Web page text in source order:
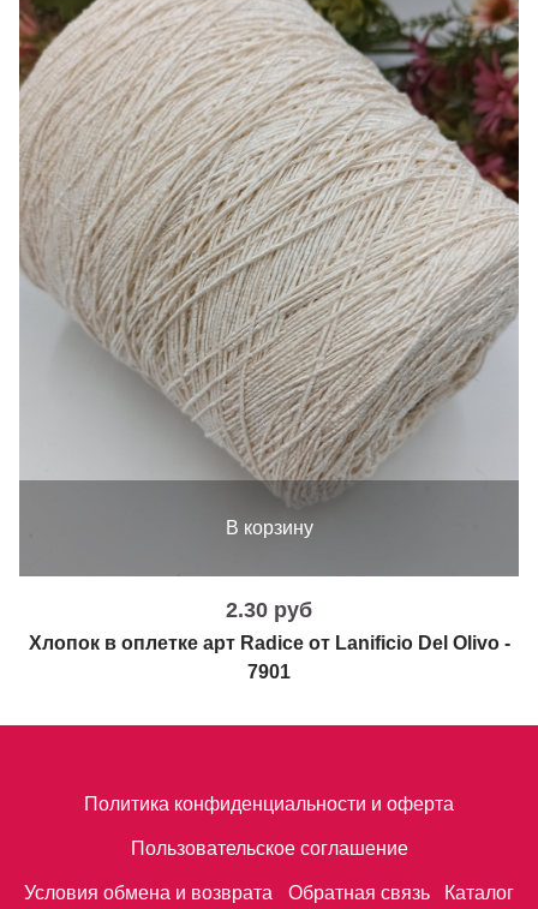
В корзину
2.30 руб
Хлопок в оплетке арт Radice от Lanificio Del Olivo -
7901
Политика конфиденциальности и оферта
Пользовательское соглашение
Условия обмена и возврата Обратная связь Каталог